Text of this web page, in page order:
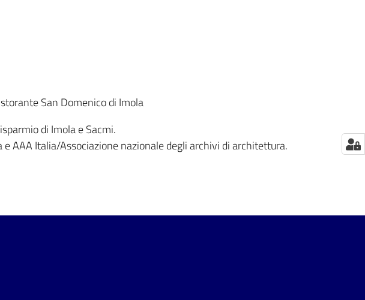
San Domenico di Imola
di Imola e Sacmi.
AAA Italia/Associazione nazionale degli archivi di architettura.